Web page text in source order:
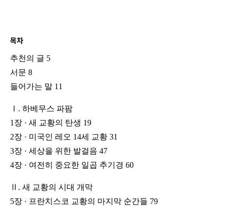
목차
추천의 글 5
서문 8
들어가는 말 11
Ⅰ. 하베무스 파팜
1장 · 새 교황의 탄생 19
2장 · 미국인 레오 14세 교황 31
3장 · 세상을 위한 발걸음 47
4장 · 여전히 중요한 일곱 추기경 60
Ⅱ. 새 교황의 시대 개막
5장 · 프란치스코 교황의 마지막 순간들 79